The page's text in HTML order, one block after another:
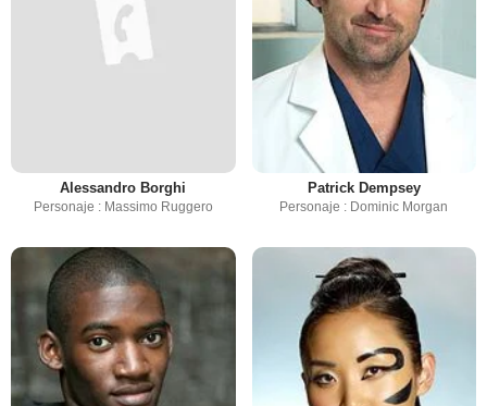
Alessandro Borghi
Personaje : Massimo Ruggero
Patrick Dempsey
Personaje : Dominic Morgan